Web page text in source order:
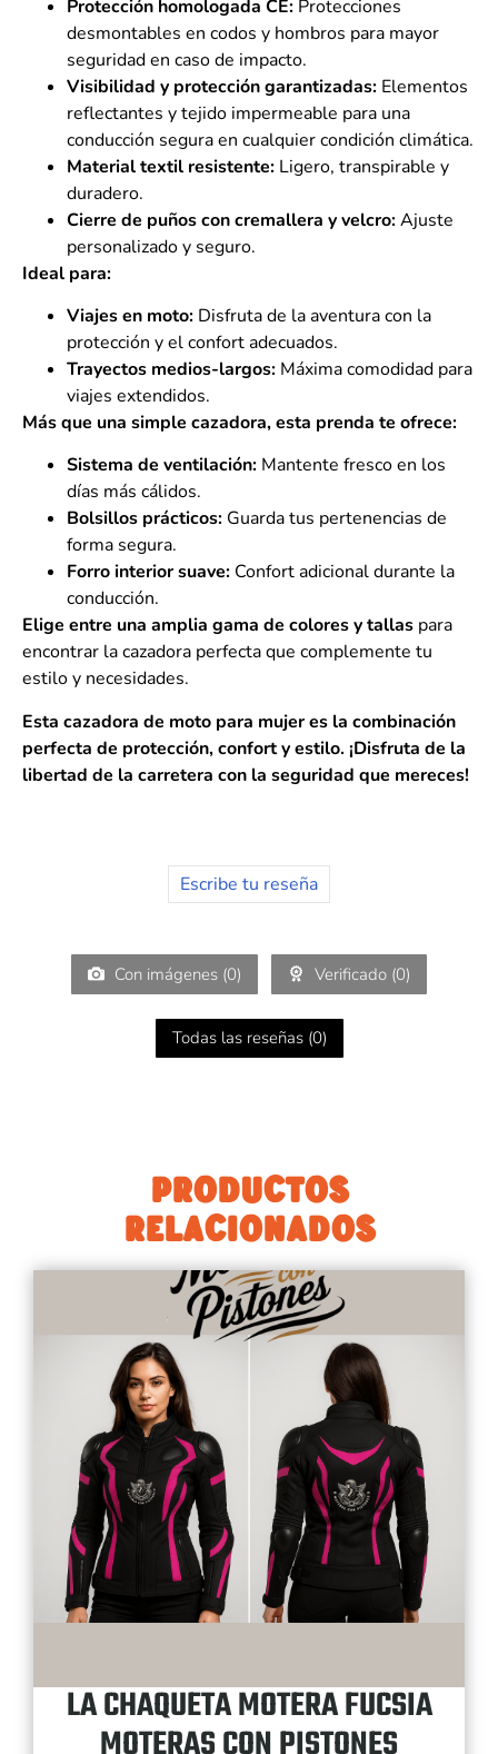
Protección homologada CE: Protecciones
desmontables en codos y hombros para mayor
seguridad en caso de impacto.
Visibilidad y protección garantizadas: Elementos
reflectantes y tejido impermeable para una
conducción segura en cualquier condición climática.
Material textil resistente: Ligero, transpirable y
duradero.
Cierre de puños con cremallera y velcro:Ajuste
personalizado y seguro.
Ideal para:
Viajes en moto: Disfruta de la aventura con la
protección y el confort adecuados.
Trayectos medios-largos: Máxima comodidad para
viajes extendidos.
Más que una simple cazadora, esta prenda te ofrece:
Sistema de ventilación: Mantente fresco en los
días más cálidos.
Bolsillos prácticos: Guarda tus pertenencias de
forma segura.
Forro interior suave: Confort adicional durante la
conducción.
Elige entre una amplia gama de colores y tallas para
encontrar la cazadora perfecta que complemente tu
estilo y necesidades.
Esta cazadora de moto para mujer es la combinación
perfecta de protección, confort y estilo. ¡Disfruta de la
libertad de la carretera con la seguridad que mereces!
Escribe tu reseña
Con imágenes (0) Verificado (0)
Todas las reseñas (0)
PRODUCTOS
RELACIONADOS
LA CHAQUETA MOTERA FUCSIA